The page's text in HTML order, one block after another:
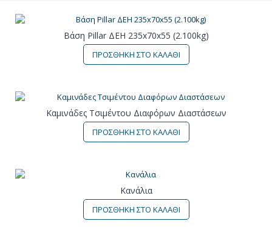
Βάση Pillar ΔΕΗ 235x70x55 (2.100kg)
ΠΡΟΣΘΗΚΗ ΣΤΟ ΚΑΛΑΘΙ
Καμινάδες Τσιμέντου Διαφόρων Διαστάσεων
ΠΡΟΣΘΗΚΗ ΣΤΟ ΚΑΛΑΘΙ
Κανάλια
ΠΡΟΣΘΗΚΗ ΣΤΟ ΚΑΛΑΘΙ